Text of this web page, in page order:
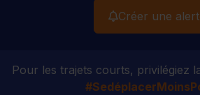
Créer une
Pour les trajets courts, privilégiez